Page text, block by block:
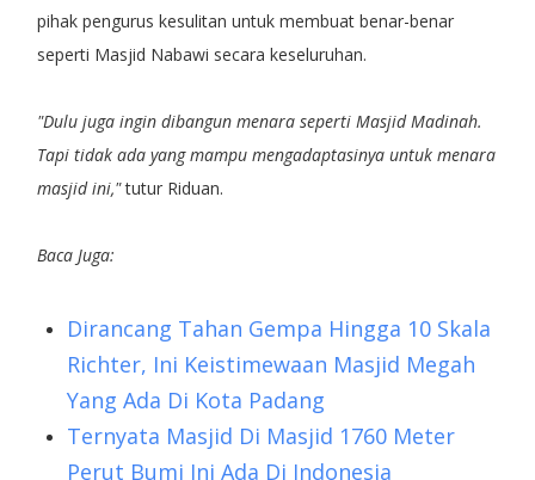
pihak pengurus kesulitan untuk membuat benar-benar
seperti Masjid Nabawi secara keseluruhan.
"Dulu juga ingin dibangun menara seperti Masjid Madinah.
Tapi tidak ada yang mampu mengadaptasinya untuk menara
masjid ini,"tutur Riduan.
Baca Juga:
Dirancang Tahan Gempa Hingga 10 Skala
Richter, Ini Keistimewaan Masjid Megah
Yang Ada Di Kota Padang
Ternyata Masjid Di Masjid 1760 Meter
Perut Bumi Ini Ada Di Indonesia